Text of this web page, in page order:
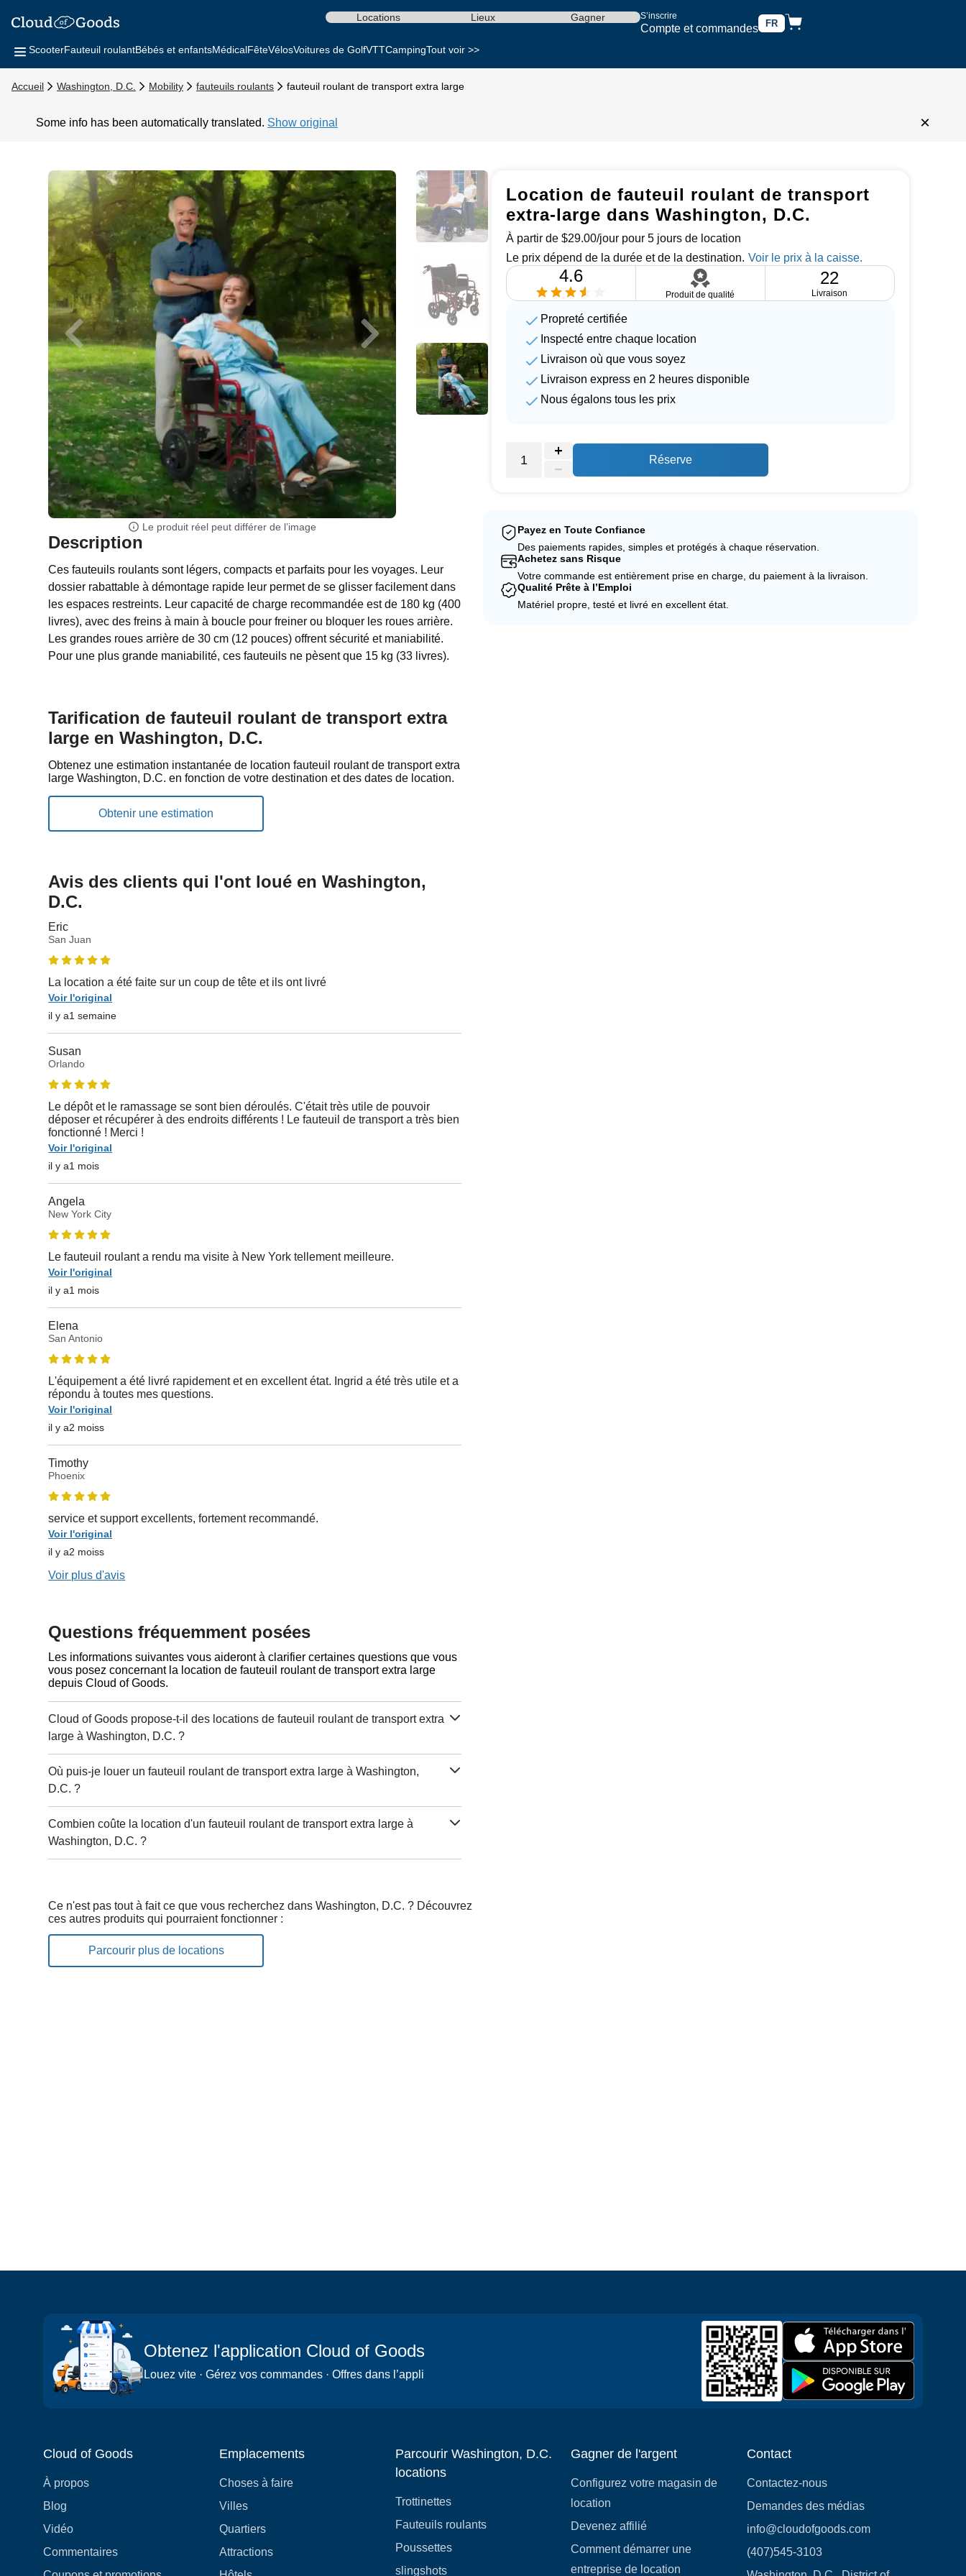
S’inscrire
Compte et commandes FR
Locations Lieux Gagner
ScooterFauteuil roulantBébés et enfantsMédicalFêteVélosVoitures de GolfVTTCampingTout voir >>
Accueil Washington, D.C. Mobility fauteuils roulants fauteuil roulant de transport extra large
Some info has been automatically translated. Show original ×
Le produit réel peut différer de l’image
Description
Ces fauteuils roulants sont légers, compacts et parfaits pour les voyages. Leur
dossier rabattable à démontage rapide leur permet de se glisser facilement dans
les espaces restreints. Leur capacité de charge recommandée est de 180 kg (400
livres), avec des freins à main à boucle pour freiner ou bloquer les roues arrière.
Les grandes roues arrière de 30 cm (12 pouces) offrent sécurité et maniabilité.
Pour une plus grande maniabilité, ces fauteuils ne pèsent que 15 kg (33 livres).
Tarification de fauteuil roulant de transport extra
large en Washington, D.C.
Obtenez une estimation instantanée de location fauteuil roulant de transport extra
large Washington, D.C. en fonction de votre destination et des dates de location.
Avis des clients qui l'ont loué en Washington,
D.C.
Eric
San Juan
La location a été faite sur un coup de tête et ils ont livré
Voir l'original
il y a1 semaine
Susan
Orlando
Le dépôt et le ramassage se sont bien déroulés. C'était très utile de pouvoir
déposer et récupérer à des endroits différents ! Le fauteuil de transport a très bien
fonctionné ! Merci !
Voir l'original
il y a1 mois
Angela
New York City
Le fauteuil roulant a rendu ma visite à New York tellement meilleure.
Voir l'original
il y a1 mois
Elena
San Antonio
L'équipement a été livré rapidement et en excellent état. Ingrid a été très utile et a
répondu à toutes mes questions.
Voir l'original
il y a2 moiss
Timothy
Phoenix
service et support excellents, fortement recommandé.
Voir l'original
il y a2 moiss
Voir plus d'avis
Questions fréquemment posées
Les informations suivantes vous aideront à clarifier certaines questions que vous
vous posez concernant la location de fauteuil roulant de transport extra large
depuis Cloud of Goods.
Cloud of Goods propose-t-il des locations de fauteuil roulant de transport extra
large à Washington, D.C. ?
Où puis-je louer un fauteuil roulant de transport extra large à Washington,
D.C. ?
Combien coûte la location d'un fauteuil roulant de transport extra large à
Washington, D.C. ?
Ce n'est pas tout à fait ce que vous recherchez dans Washington, D.C. ? Découvrez
ces autres produits qui pourraient fonctionner :
Parcourir plus de locations
Location de fauteuil roulant de transport
extra-large dans Washington, D.C.
À partir de $29.00/jour pour 5 jours de location
Le prix dépend de la durée et de la destination.
4.6
Produit de qualité
22
Livraison
Propreté certifiée
Inspecté entre chaque location
Livraison où que vous soyez
Livraison express en 2 heures disponible
Nous égalons tous les prix
Réserve
Payez en Toute Confiance
Des paiements rapides, simples et protégés à chaque réservation.
Achetez sans Risque
Votre commande est entièrement prise en charge, du paiement à la livraison.
Qualité Prête à l’Emploi
Matériel propre, testé et livré en excellent état.
Obtenez l'application Cloud of Goods
Louez vite · Gérez vos commandes · Offres dans l’appli
Cloud of Goods
À propos
Blog
Vidéo
Commentaires
Emplacements
Choses à faire
Villes
Quartiers
Attractions
Parcourir Washington, D.C.
locations
Trottinettes
Fauteuils roulants
Poussettes
slingshots
Gagner de l'argent
Configurez votre magasin de
location
Devenez affilié
Comment démarrer une
entreprise de location
Contact
Contactez-nous
Demandes des médias
info@cloudofgoods.com
(407)545-3103